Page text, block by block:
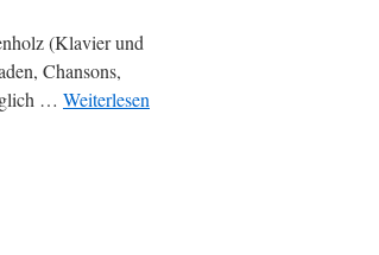
(Klavier und
Chansons,
… Weiterlesen